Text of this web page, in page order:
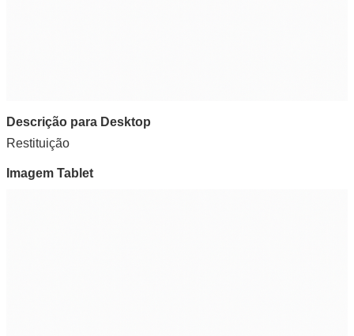
Descrição para Desktop
Restituição
Imagem Tablet